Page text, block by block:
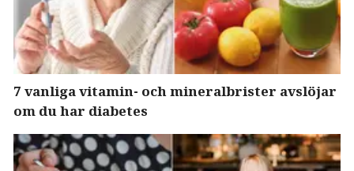
7 vanliga vitamin- och mineralbrister avslöjar
om du har diabetes